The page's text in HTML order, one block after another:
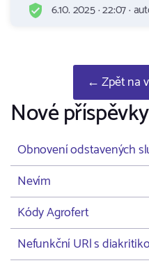
6.10. 2025 · 22:07 ·
← Zpět na
Nové příspěvky
Obnovení odstavených
Nevím
Kódy Agrofert
Nefunkční URl s